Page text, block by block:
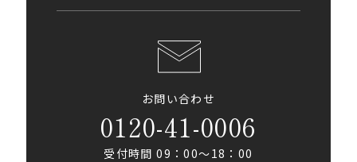
お問い合わせ
0120-41-0006
受付時間 09：00〜18：00